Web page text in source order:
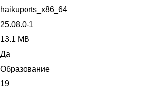
haikuports_x86_64
25.08.0-1
13.1 MB
Да
Образование
19